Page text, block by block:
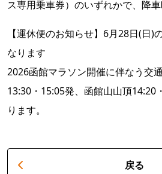
ス専用乗車券）のいずれかで、降車
【運休便のお知らせ】6月28日(日)
なります
2026函館マラソン開催に伴なう交
13:30・15:05発、函館山山頂14:20
ります。
戻る